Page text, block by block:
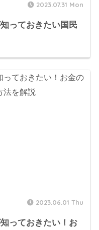
2023.07.31 Mon
っておきたい国民
2023.06.01 Thu
っておきたい！お